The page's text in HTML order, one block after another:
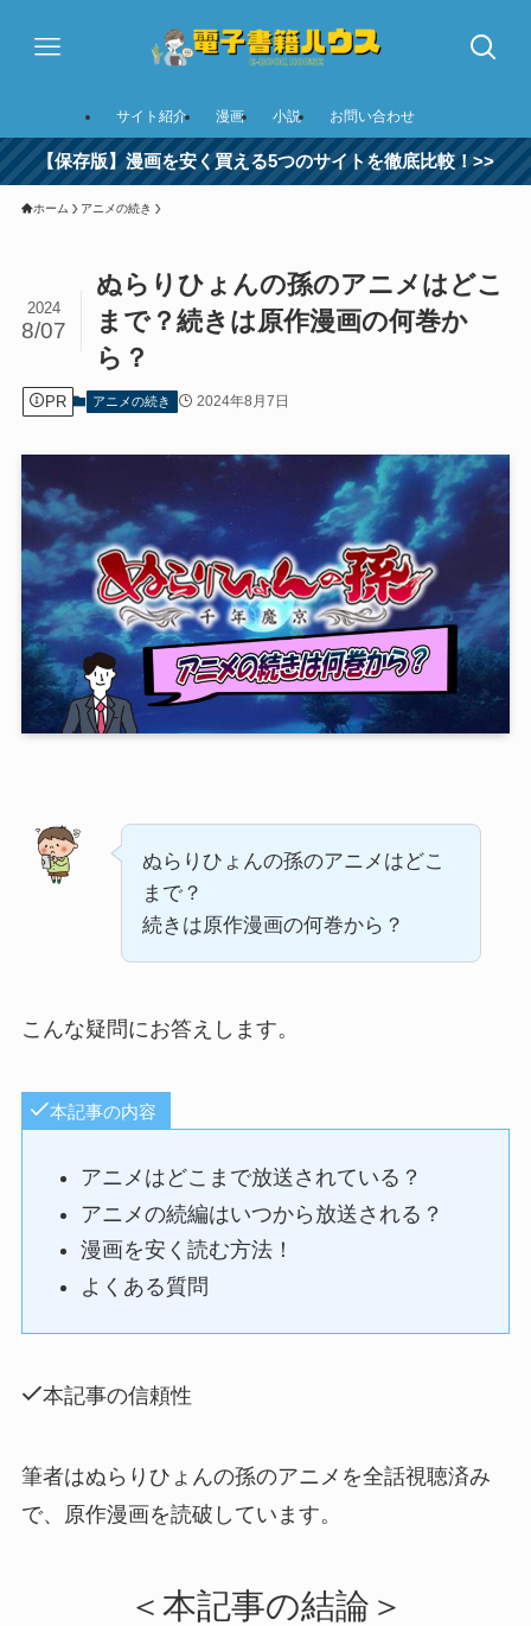
サイト紹介 漫画 小説 お問い合わせ
【保存版】漫画を安く買える5つのサイトを徹底比較！>>
ホーム アニメの続き
ぬらりひょんの孫のアニメはどこ
まで？続きは原作漫画の何巻か
ら？
2024
8/07
PR アニメの続き 2024年8月7日
ぬらりひょんの孫のアニメはどこ
まで？
続きは原作漫画の何巻から？
こんな疑問にお答えします。
本記事の内容
アニメはどこまで放送されている？
アニメの続編はいつから放送される？
漫画を安く読む方法！
よくある質問
本記事の信頼性
筆者はぬらりひょんの孫のアニメを全話視聴済み
で、原作漫画を読破しています。
＜本記事の結論＞